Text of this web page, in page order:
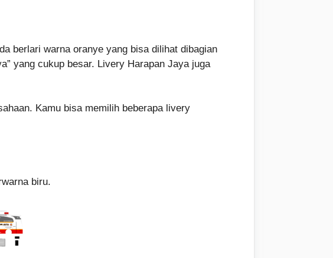
berlari warna oranye yang bisa dilihat dibagian
yang cukup besar. Livery Harapan Jaya juga
Kamu bisa memilih beberapa livery
biru.